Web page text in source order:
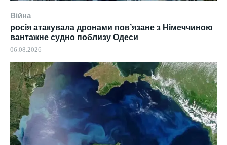
Війна
росія атакувала дронами пов’язане з Німеччиною
вантажне судно поблизу Одеси
06.08.2026